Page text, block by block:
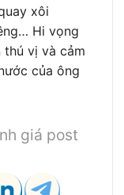
xôi
Hi vọng
thú vị và cảm
của ông
giá post